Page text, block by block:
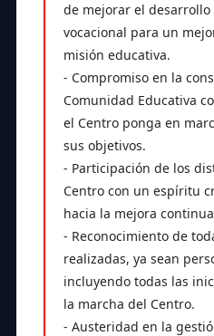
de mejorar el
vocacional para un
misión educativa.
- Compromiso en la
Comunidad Educativa
el Centro ponga en
sus objetivos.
- Participación de los
Centro con un espíritu
hacia la mejora
- Reconocimiento de
realizadas, ya sean
incluyendo todas las
la marcha del Centro.
- Austeridad en la